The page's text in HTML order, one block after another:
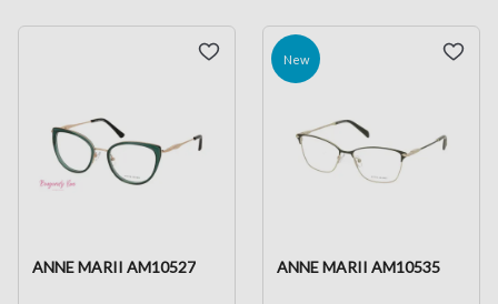
ANNE MARII AM10527
New
ANNE MARII AM10535